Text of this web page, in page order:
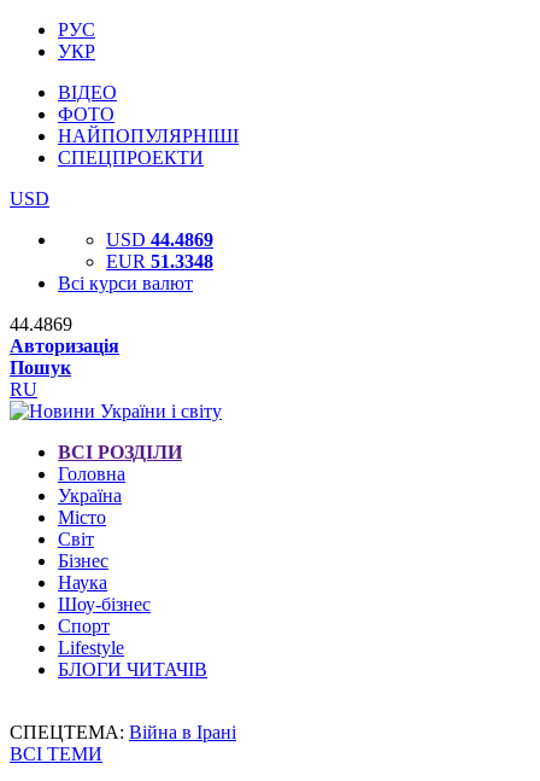
РУС
УКР
ВІДЕО
ФОТО
НАЙПОПУЛЯРНІШІ
СПЕЦПРОЕКТИ
USD
USD 44.4869
EUR 51.3348
Всі курси валют
44.4869
Авторизація
Пошук
RU
ВСІ РОЗДІЛИ
Головна
Україна
Місто
Світ
Бізнес
Наука
Шоу-бізнес
Спорт
Lifestyle
БЛОГИ ЧИТАЧІВ
СПЕЦТЕМА: Війна в Ірані
ВСІ ТЕМИ